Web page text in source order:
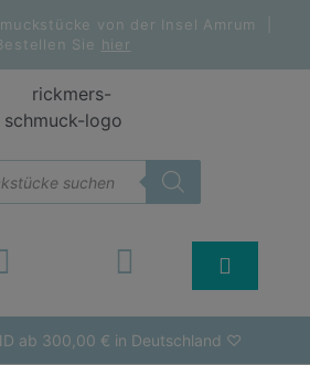
von der Insel Amrum |
Sie hier
ab 300,00 € in Deutschland ♡